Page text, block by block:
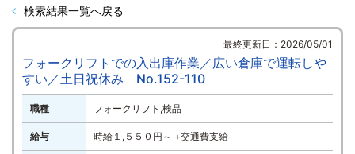
検索結果一覧へ戻る
最終更新日：2026/05/01
フォークリフトでの入出庫作業／広い倉庫で運転しや
すい／土日祝休み No.152-110
職種 フォークリフト,検品
給与 時給１,５５０円～ +交通費支給